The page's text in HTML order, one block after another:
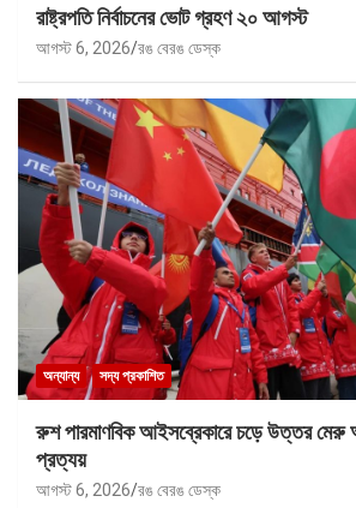
রাষ্ট্রপতি নির্বাচনের ভোট গ্রহণ ২০ আগস্ট
আগস্ট 6, 2026 রঙ বেরঙ ডেস্ক
অন্যান্য সদ্য প্রকাশিত
রুশ পারমাণবিক আইসব্রেকারে চড়ে উত্তর মেরু
প্রত্যয়
আগস্ট 6, 2026 রঙ বেরঙ ডেস্ক